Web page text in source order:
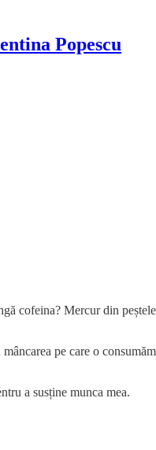
Popescu
cofeina? Mercur din
pe care o
a susține munca mea.